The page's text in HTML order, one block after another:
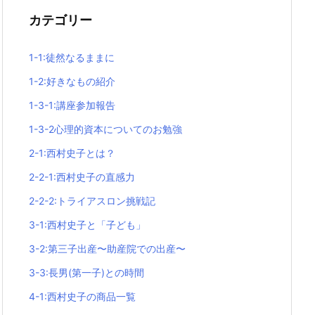
カテゴリー
1-1:徒然なるままに
1-2:好きなもの紹介
1-3-1:講座参加報告
1-3-2心理的資本についてのお勉強
2-1:西村史子とは？
2-2-1:西村史子の直感力
2-2-2:トライアスロン挑戦記
3-1:西村史子と「子ども」
3-2:第三子出産〜助産院での出産〜
3-3:長男(第一子)との時間
4-1:西村史子の商品一覧